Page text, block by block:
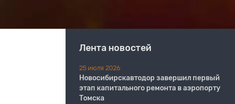
Лента новостей
25 июля 2026
Новосибирскавтодор завершил первый
этап капитального ремонта в аэропорту
Томска